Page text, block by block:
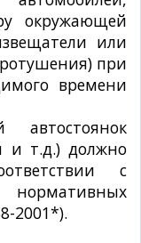
окружающей
или
при
времени
и т.д.) должно
с
нормативных
2001*).